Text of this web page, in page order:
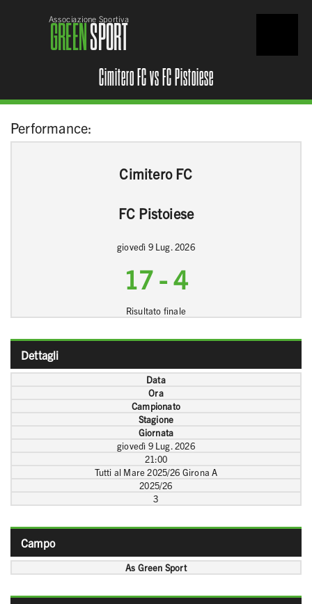
Associazione Sportiva
GREENSPORT
Cimitero FC vs FC Pistoiese
Performance:
Cimitero FC
FC Pistoiese
giovedì 9 Lug. 2026
17 - 4
Risultato finale
Dettagli
Data
Ora
Campionato
Stagione
Giornata
giovedì 9 Lug. 2026
21:00
Tutti al Mare 2025/26 Girona A
2025/26
3
Campo
As Green Sport